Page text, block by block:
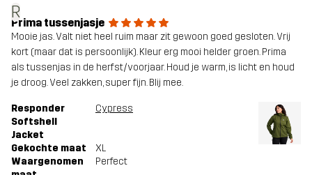
R
Prima tussenjasje
Mooie jas. Valt niet heel ruim maar zit gewoon goed gesloten. Vrij
kort (maar dat is persoonlijk). Kleur erg mooi helder groen. Prima
als tussenjas in de herfst/voorjaar. Houd je warm, is licht en houd
je droog. Veel zakken, super fijn. Blij mee.
Responder
Softshell
Jacket
Cypress
Gekochte maat
XL
Waargenomen
Perfect